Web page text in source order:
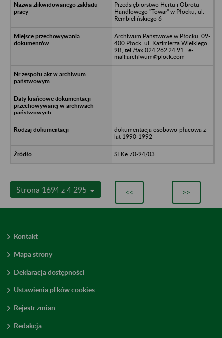
Przedsiębiorstwo Hurtu i Obrotu
Handlowego "Towar" w Płocku, ul.
Rembielińskiego 6
Archiwum Państwowe w Płocku, 09-
400 Płock, ul. Kazimierza Wielkiego
9B, tel./fax 024 262 24 91 , e-
mail:archiwum@plock.com
dokumentacja osobowo-płacowa z
lat 1990-1992
SEKe 70-94/03
Strona 1694 z 4 295 << >>
Kontakt
Mapa strony
Deklaracja dostępności
Ustawienia plików cookies
Rejestr zmian
Redakcja